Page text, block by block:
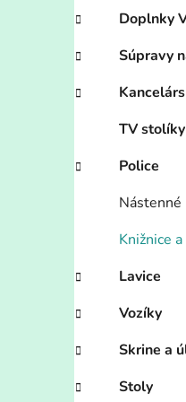
l
Doplnky
Súpravy
TV
Police
Knižnice
Lavice
Vozíky
Skrine a
Stoly